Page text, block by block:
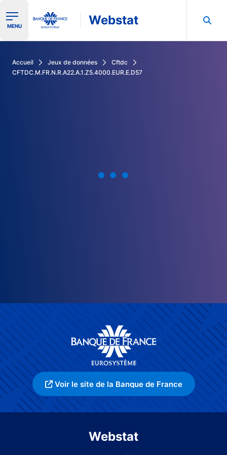
Ouvrir le menu de navigation
MENU Webstat
Accueil Jeux de données
Cftdc
CFTDC.M.FR.N.R.A22.A.1.Z5.4000.EUR.E.D57
Voir le site de la Banque de France
Webstat